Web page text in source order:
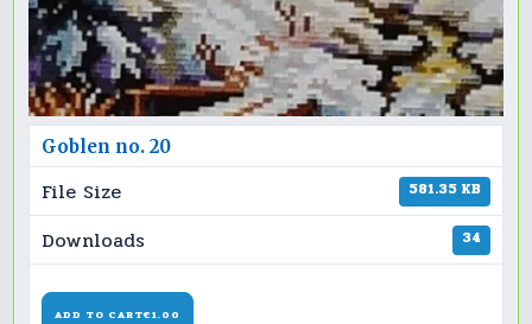
Goblen no. 20
File Size 581.35 KB
Downloads 34
ADD TO CART€1.00